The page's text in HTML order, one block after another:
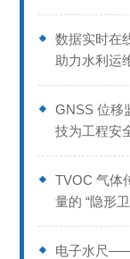
数据实时在
助力水利运
GNSS 位移
技为工程安
TVOC 气体
量的 “隐形
电子水尺